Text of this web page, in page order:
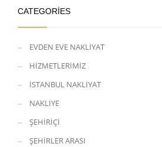
CATEGORIES
EVDEN EVE NAKLİYAT
HİZMETLERİMİZ
İSTANBUL NAKLİYAT
NAKLİYE
ŞEHİRİÇİ
ŞEHİRLER ARASI